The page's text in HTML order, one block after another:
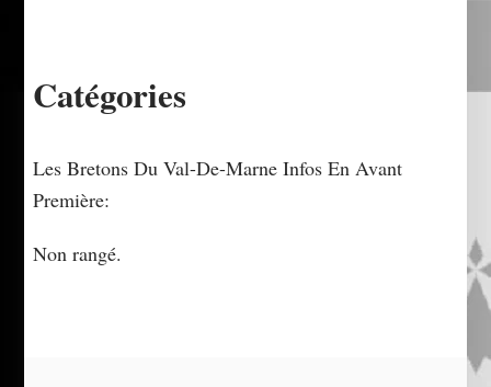
Catégories
Les Bretons Du Val-De-Marne Infos En Avant
Première:
Non rangé.